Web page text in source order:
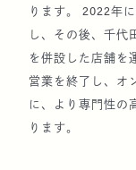
2018
世界
ブリ
講習
ります。 2022年
し、その後、千代
を併設した店舗を
営業を終了し、オ
に、より専門性の
ります。